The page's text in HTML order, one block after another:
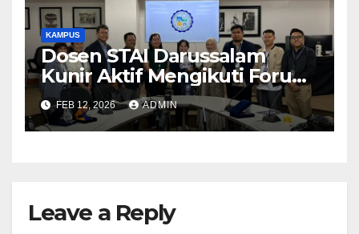
KAMPUS
Dosen STAI Darussalam
Kunir Aktif Mengikuti Forum
Ilmiah Internasional di
Filipina
FEB 12, 2026 ADMIN
Leave a Reply